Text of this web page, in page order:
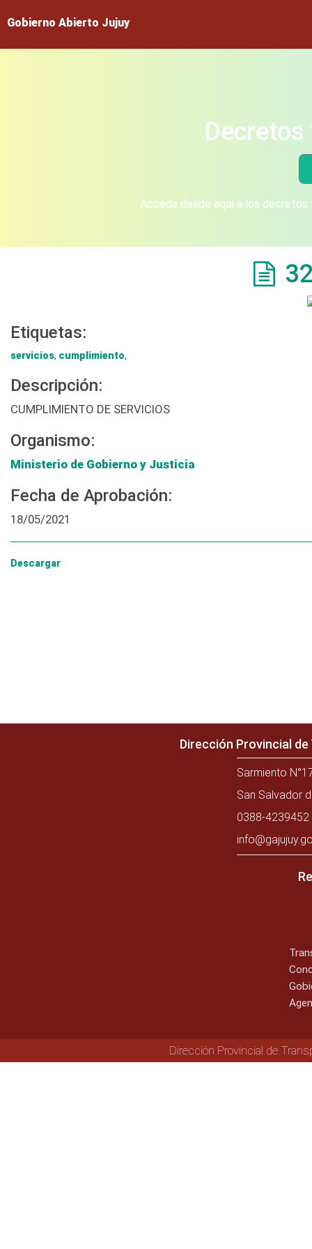
Gobierno Abierto Jujuy
Acceda desde aquí a los
Etiquetas:
servicios, cumplimiento,
Descripción:
CUMPLIMIENTO DE SERVICIOS
Organismo:
Ministerio de Gobierno y Justicia
Fecha de Aprobación:
18/05/2021
Descargar
Dirección Provincial
Sarmiento
San Salvador
0388-
Dirección Provincial de